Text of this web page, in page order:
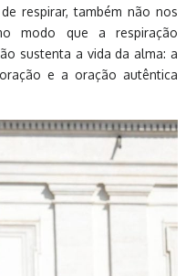
respirar, também não nos
modo que a respiração
sustenta a vida da alma: a
e a oração autêntica